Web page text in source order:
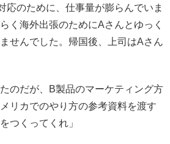
応のために、仕事量が膨らんでいま
く海外出張のためにAさんとゆっく
せんでした。帰国後、上司はAさん
のだが、B製品のマーケティング方
リカでのやり方の参考資料を渡す
つくってくれ」